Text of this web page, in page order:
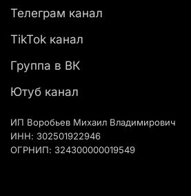
Телеграм канал
TikTok канал
Группа в ВК
Ютуб канал
ИП Воробьев Михаил Владимирович
ИНН: 302501922946
ОГРНИП: 324300000019549